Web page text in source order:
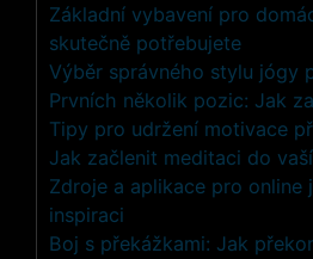
Základní vybavení pro
skutečně potřebujete
Výběr správného stylu jógy
Prvních několik pozic: Jak
Tipy pro udržení motivace
Jak začlenit meditaci do
Zdroje a aplikace pro online
inspiraci
Boj s překážkami: Jak